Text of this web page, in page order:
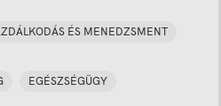
ÉS MENEDZSMENT
EGÉSZSÉGÜGY